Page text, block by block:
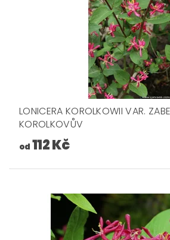
LONICERA KOROLKOWII VAR.
KOROLKOVŮV
od 112 Kč